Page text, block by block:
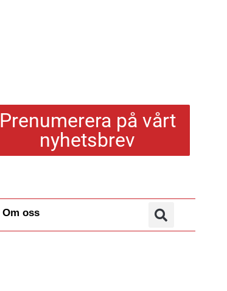
Prenumerera på vårt
nyhetsbrev
Om oss